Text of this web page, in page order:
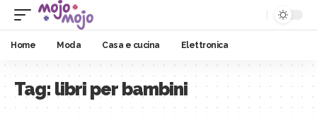
Home Moda Casa e cucina Elettronica
Tag: libri per bambini